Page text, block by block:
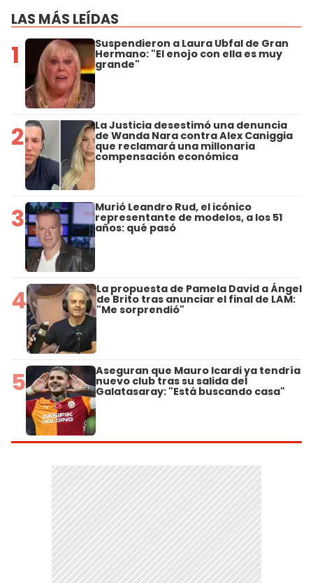
LAS MÁS LEÍDAS
1 Suspendieron a Laura Ubfal de Gran
Hermano: "El enojo con ella es muy
grande"
2 La Justicia desestimó una denuncia
de Wanda Nara contra Alex Caniggia
que reclamará una millonaria
compensación económica
3 Murió Leandro Rud, el icónico
representante de modelos, a los 51
años: qué pasó
4 La propuesta de Pamela David a Ángel
de Brito tras anunciar el final de LAM:
"Me sorprendió"
5 Aseguran que Mauro Icardi ya tendría
nuevo club tras su salida del
Galatasaray: "Está buscando casa"